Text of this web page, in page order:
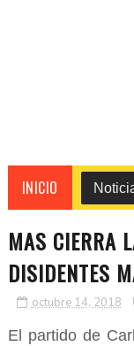
INICIO
MAS CIERRA
DISIDENTES
octubre 14, 2018
El partido de